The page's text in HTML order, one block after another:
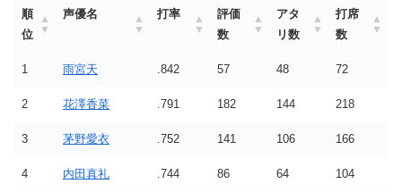
順
位
声優名 打率
評価
数
アタ
リ数
打席
数
1 雨宮天 .842 57 48 72
2 花澤香菜 .791 182 144 218
3 茅野愛衣 .752 141 106 166
4 内田真礼 .744 86 64 104